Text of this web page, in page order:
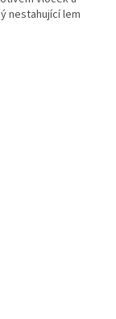
nestahující lem